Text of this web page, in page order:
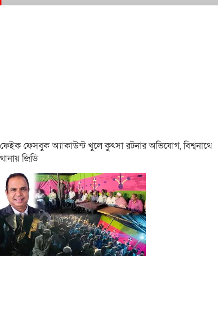
ফেইক ফেসবুক অ্যাকাউন্ট খুলে কুৎসা রটনার অভিযোগ, বিশ্বনাথে
থানায় জিডি